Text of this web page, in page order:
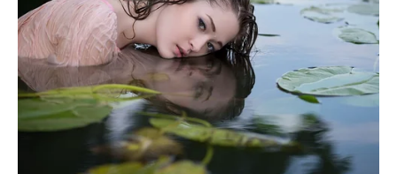
Жінка кивнула і розплакалася. Тепер Степана щодня
чекали гаряча вечеря і сніданок. Людмила виявилася
дуже доброю і чуйною жінкою, до якої була дуже сувора
доля. Діти теж зовсім не заважали чоловіку, навпаки,
радували своєю метушнею.
Через місяць до нього завітала непрохана гостя.
Об’явилася колишня дружина Степана. Та ще й з